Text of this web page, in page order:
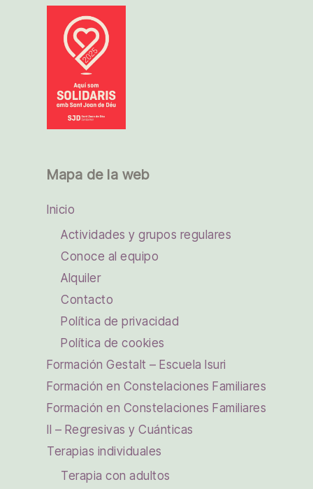
Mapa de la web
Inicio
Actividades y grupos regulares
Conoce al equipo
Alquiler
Contacto
Política de privacidad
Política de cookies
Formación Gestalt – Escuela Isuri
Formación en Constelaciones Familiares
Formación en Constelaciones Familiares
II – Regresivas y Cuánticas
Terapias individuales
Terapia con adultos